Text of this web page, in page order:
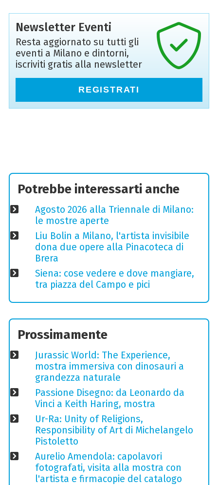
Newsletter Eventi
Resta aggiornato su tutti gli
eventi a Milano e dintorni,
iscriviti gratis alla newsletter
REGISTRATI
Potrebbe interessarti anche
Agosto 2026 alla Triennale di Milano:
le mostre aperte
Liu Bolin a Milano, l'artista invisibile
dona due opere alla Pinacoteca di
Brera
Siena: cose vedere e dove mangiare,
tra piazza del Campo e pici
Prossimamente
Jurassic World: The Experience,
mostra immersiva con dinosauri a
grandezza naturale
Passione Disegno: da Leonardo da
Vinci a Keith Haring, mostra
Ur-Ra: Unity of Religions,
Responsibility of Art di Michelangelo
Pistoletto
Aurelio Amendola: capolavori
fotografati, visita alla mostra con
l'artista e firmacopie del catalogo